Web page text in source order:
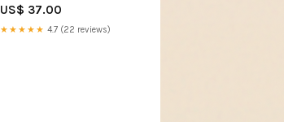
US$ 37.00
★★★★★ 4.7 (22 reviews)